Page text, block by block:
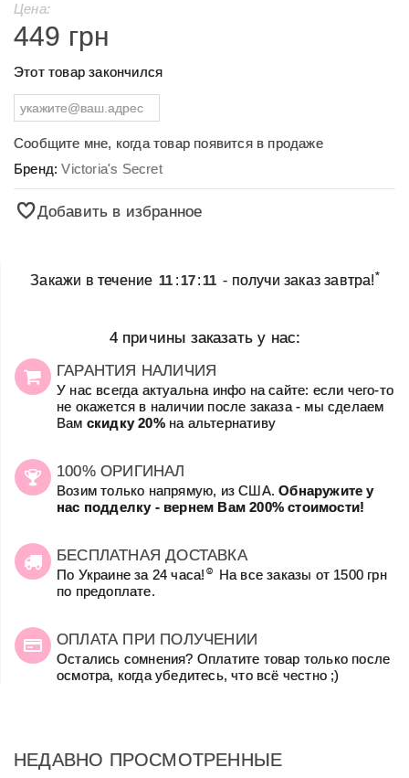
Цена:
449 грн
Этот товар закончился
Сообщите мне, когда товар появится в продаже
Бренд:Victoria's Secret
Добавить в избранное
Закажи в течение 11 :17:11 - получи заказ завтра!*
4 причины заказать у нас:
ГАРАНТИЯ НАЛИЧИЯ
У нас всегда актуальна инфо на сайте: если чего-то
не окажется в наличии после заказа - мы сделаем
Вам скидку 20%на альтернативу
100% ОРИГИНАЛ
Возим только напрямую, из США.Обнаружите у
нас подделку - вернем Вам 200% стоимости!
БЕСПЛАТНАЯ ДОСТАВКА
По Украине за 24 часа! ☺
На все заказы от 1500 грн
по предоплате.
ОПЛАТА ПРИ ПОЛУЧЕНИИ
Остались сомнения? Оплатите товар только после
осмотра, когда убедитесь, что всё честно ;)
НЕДАВНО ПРОСМОТРЕННЫЕ